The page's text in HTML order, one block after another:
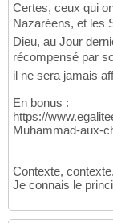
Certes, ceux qui
Nazaréens, et les
Dieu, au Jour
récompensé par
il ne sera jamais
En bonus :
https://
Muhammad-aux-
Contexte,
Je connais le